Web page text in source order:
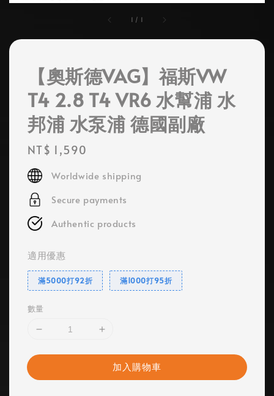
1 / 1
【奧斯德VAG】福斯VW
T4 2.8 T4 VR6 水幫浦 水
邦浦 水泵浦 德國副廠
Regular
price
NT$ 1,590
Worldwide shipping
Secure payments
Authentic products
適用優惠
滿5000打92折 滿1000打95折
數量
加入購物車